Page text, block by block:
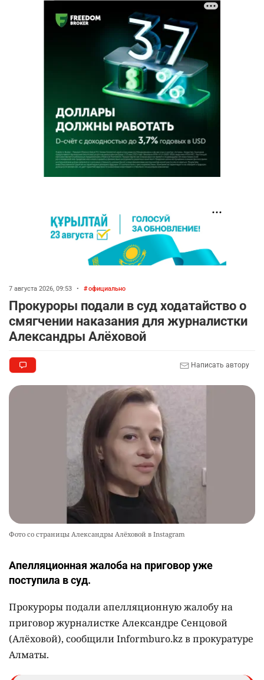
7 августа 2026, 09:53 • официально
Прокуроры подали в суд ходатайство о
смягчении наказания для журналистки
Александры Алёховой
Написать автору
Фото со страницы Александры Алёховой в Instagram
Апелляционная жалоба на приговор уже
поступила в суд.
Прокуроры подали апелляционную жалобу на
приговор журналистке Александре Сенцовой
(Алёховой), сообщили Informburo.kz в прокуратуре
Алматы.